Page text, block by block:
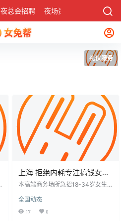
夜总会招聘 夜场资讯 社区
礼仪服务
上海 拒绝内耗专注搞钱女生
日结岗，优秀从来都不难！
本高端商务场所急招18-34岁女生担
要求形象佳、举止优雅、善于沟
通。提供免费岗前培训，薪资日结
全国动态
17 0